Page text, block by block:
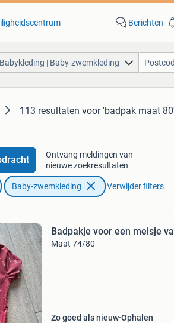
Berichten
Babykleding | Baby-zwemkleding
113 resultaten voor 'badpak maat 80'
Ontvang meldingen van
nieuwe zoekresultaten
Baby-zwemkleding Verwijder filters
Badpakje voor een meisje
Maat 74/80
Zo goed als nieuw Ophalen